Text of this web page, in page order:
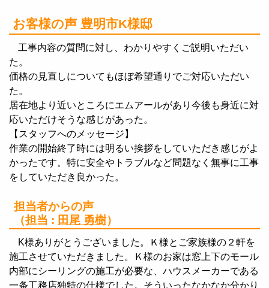
お客様の声 豊明市K様邸
工事内容の質問に対し、わかりやすくご説明いただい
た。
価格の見直しについてもほぼ希望通りでご対応いただい
た。
居在地より近いところにエムアールがあり今後も身近に対
応いただけそうな感じがあった。
【スタッフへのメッセージ】
作業の開始終了時には明るい挨拶をしていただき感じがよ
かったです。特に安全やトラブルなど問題なく無事に工事
をしていただき良かった。
担当者からの声
（担当 : 田尾 勇樹）
K様ありがとうございました。Ｋ様とご家族様の２軒を
施工させていただきました。Ｋ様のお家は窓上下のモール
内部にシーリングの施工が必要な、ハウスメーカーである
一条工務店独特の仕様でした。そういったなかなか分かり